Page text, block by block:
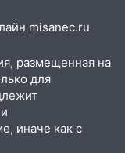
misanec.ru
размещенная на
для
иначе как с